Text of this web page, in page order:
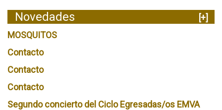
Novedades
[+]
MOSQUITOS
Contacto
Contacto
Contacto
Segundo concierto del Ciclo Egresadas/os EMVA